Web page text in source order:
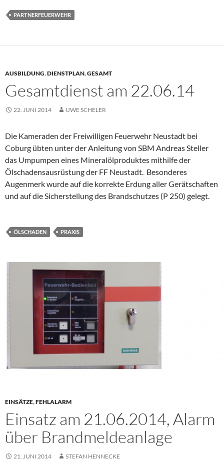
PARTNERFEUERWEHR
AUSBILDUNG,DIENSTPLAN,GESAMT
Gesamtdienst am 22.06.14
22. JUNI 2014 UWE SCHELER
Die Kameraden der Freiwilligen Feuerwehr Neustadt bei
Coburg übten unter der Anleitung von SBM Andreas Steller
das Umpumpen eines Mineralölproduktes mithilfe der
Ölschadensausrüstung der FF Neustadt. Besonderes
Augenmerk wurde auf die korrekte Erdung aller Gerätschaften
und auf die Sicherstellung des Brandschutzes (P 250) gelegt.
ÖLSCHADEN PRAXIS
EINSÄTZE,FEHLALARM
Einsatz am 21.06.2014, Alarm
über Brandmeldeanlage
21. JUNI 2014 STEFAN HENNECKE